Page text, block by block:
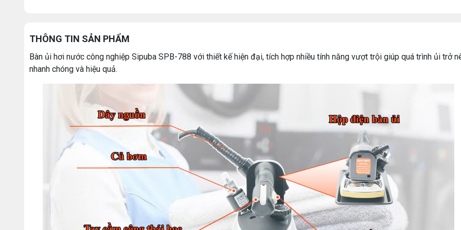
THÔNG TIN SẢN PHẨM
Bàn ủi hơi nước công nghiệp Sipuba SPB-788 với thiết kế hiện đại, tích hợp nhiều tính năng vượt trội giúp quá trình ủi trở
nhanh chóng và hiệu quả.